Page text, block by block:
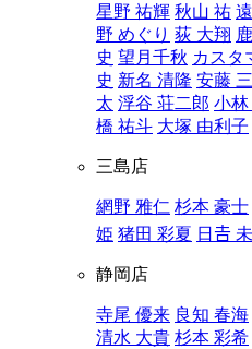
星野 祐輝 秋山 祐
野 めぐり 荻 大翔
史 望月千秋 カスタ
史 新名 清隆 安藤
太 浮谷 荘二郎 小林
橋 祐斗 大塚 由利子
三島店
網野 雅仁 杉本 豪士
姫 猪田 彩夏 日𠮷
静岡店
寺尾 優来 良知 春海
清水 大貴 杉本 彩希